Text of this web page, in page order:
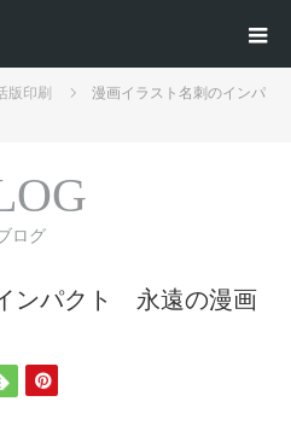
版印刷
漫画イラスト名刺のインパ
ログ
ンパクト 永遠の漫画